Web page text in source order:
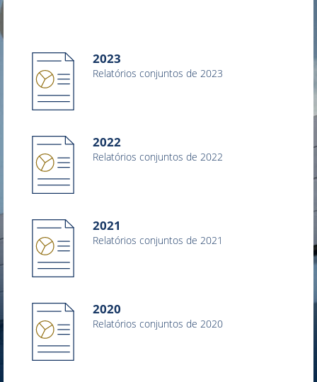
2023
Relatórios conjuntos de 2023
2022
Relatórios conjuntos de 2022
2021
Relatórios conjuntos de 2021
2020
Relatórios conjuntos de 2020